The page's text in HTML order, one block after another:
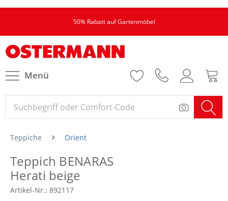
50% Rabatt auf Gartenmöbel
Menü
Teppiche Orient
Teppich BENARAS
Herati beige
Artikel-Nr.: 892117